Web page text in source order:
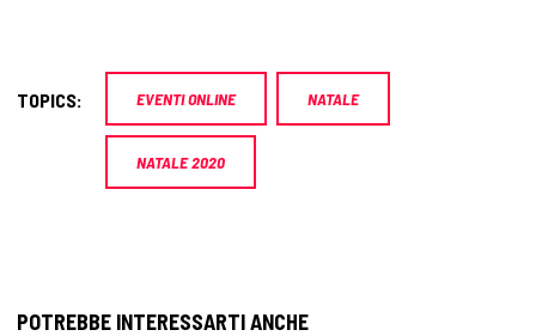
TOPICS: EVENTI ONLINE NATALE
NATALE 2020
POTREBBE INTERESSARTI ANCHE